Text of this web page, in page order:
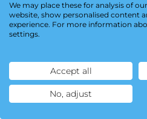
We may place these for analysis of
website, show personalised content
experience. For more information
settings.
Accept all
No, adjust
Refrigerantes
Displacement
1,9 - 37,9 m³/h